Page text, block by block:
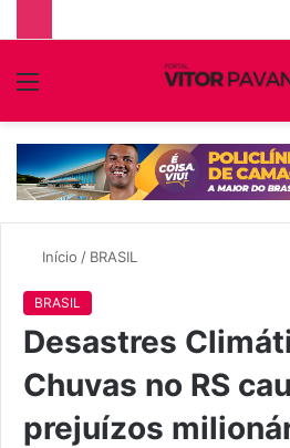
Menu
Início / BRASIL
BRASIL
Desastres
Chuvas no RS
prejuízos